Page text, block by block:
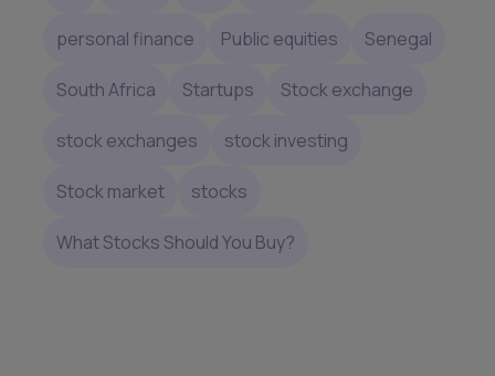
personal finance Public equities Senegal
South Africa Startups Stock exchange
stock exchanges stock investing
Stock market stocks
What Stocks Should You Buy?